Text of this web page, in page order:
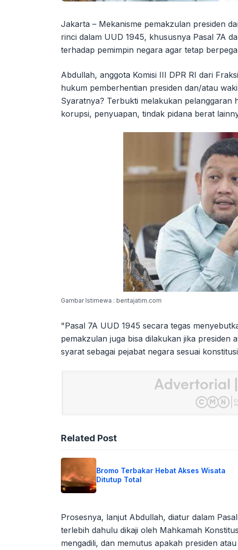
Jakarta – Mekanisme pemakzulan presiden
rinci dalam UUD 1945, khususnya Pasal 7A
terhadap pemimpin negara agar tetap
Abdullah, anggota Komisi III DPR RI dari
hukum pemberhentian presiden dan/atau
Syaratnya? Terbukti melakukan
korupsi, penyuapan, tindak pidana berat
Gambar Istimewa : beritajatim.com
"Pasal 7A UUD 1945 secara tegas
pemakzulan juga bisa dilakukan jika presiden
syarat sebagai pejabat negara sesuai
Related Post
Bromo Terbakar Hebat Akses Wisata
Ditutup Total
Prosesnya, lanjut Abdullah, diatur dalam
terlebih dahulu dikaji oleh Mahkamah
mengadili, dan memutus apakah presiden